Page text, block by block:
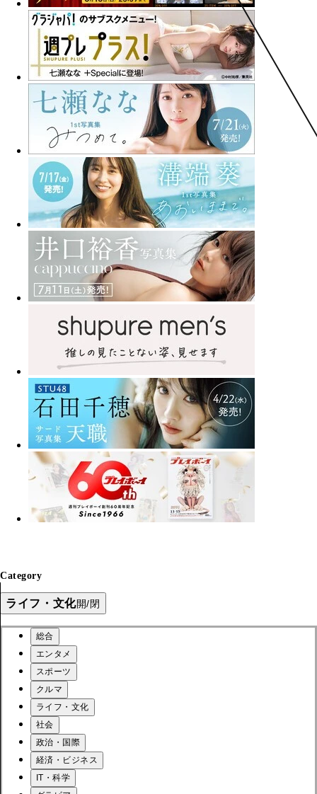
Category
ライフ・文化開/閉
総合
エンタメ
スポーツ
クルマ
ライフ・文化
社会
政治・国際
経済・ビジネス
IT・科学